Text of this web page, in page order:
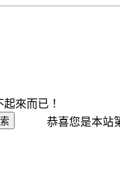
來而已！
恭喜您是本站